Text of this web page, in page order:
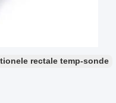
rectale temp-sonde